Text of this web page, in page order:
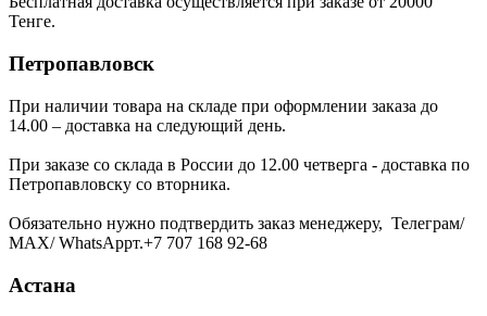
Тенге.
Петропавловск
При наличии товара на складе при оформлении заказа до
14.00 – доставка на следующий день.
При заказе со склада в России до 12.00 четверга - доставка по
Петропавловску со вторника.
Обязательно нужно подтвердить заказ менеджеру, Телеграм/
МАХ/ WhatsAppт.+7 707 168 92-68
Астана